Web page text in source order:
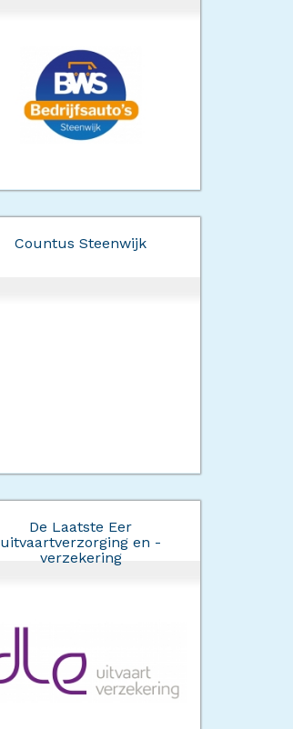
Countus Steenwijk
De Laatste Eer
uitvaartverzorging en -
verzekering